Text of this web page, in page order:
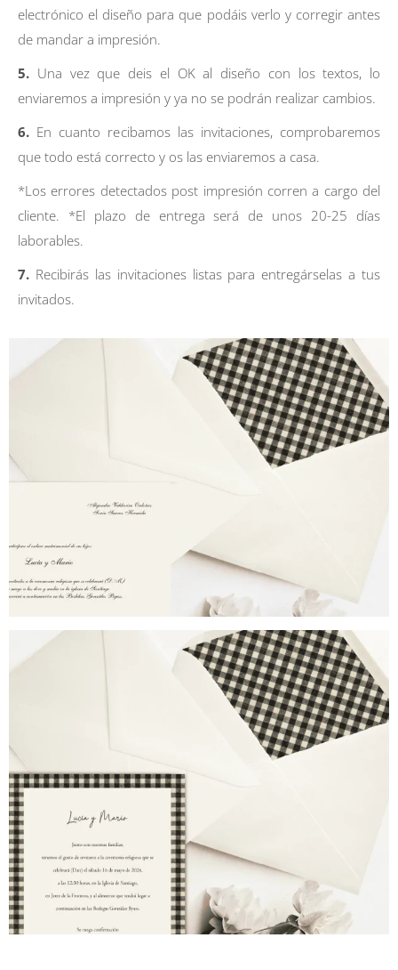
electrónico el diseño para que podáis verlo y corregir antes
de mandar a impresión.
5. Una vez que deis el OK al diseño con los textos, lo
enviaremos a impresión y ya no se podrán realizar cambios.
6. En cuanto recibamos las invitaciones, comprobaremos
que todo está correcto y os las enviaremos a casa.
*Los errores detectados post impresión corren a cargo del
cliente. *El plazo de entrega será de unos 20-25 días
laborables.
7. Recibirás las invitaciones listas para entregárselas a tus
invitados.